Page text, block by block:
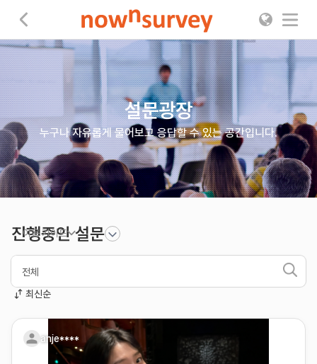
설문광장
누구나 자유롭게 물어보고 응답할 수 있는 공간입니다.
진행중인 설문
이용 가이드
1
2
3
최신순
anje****